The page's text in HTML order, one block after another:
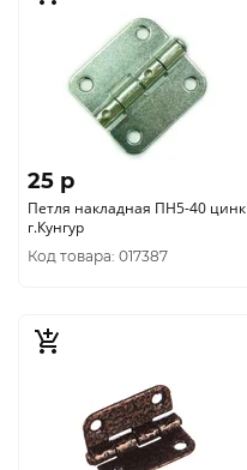
25 p
Петля накладная ПН5-40 цинк
г.Кунгур
Код товара: 017387